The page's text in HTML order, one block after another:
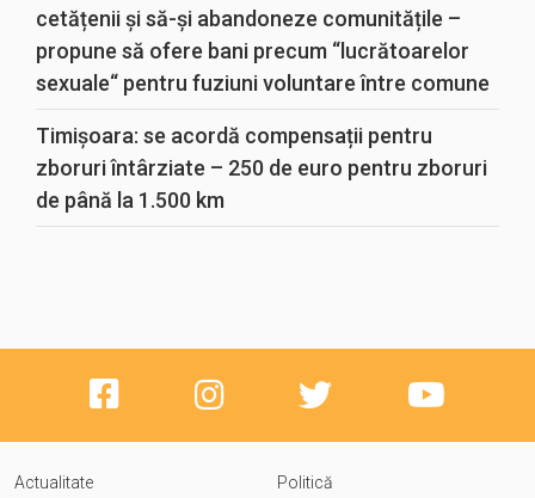
cetățenii și să-și abandoneze comunitățile –
propune să ofere bani precum “lucrătoarelor
sexuale“ pentru fuziuni voluntare între comune
Timișoara: se acordă compensații pentru
zboruri întârziate – 250 de euro pentru zboruri
de până la 1.500 km
Actualitate Politică